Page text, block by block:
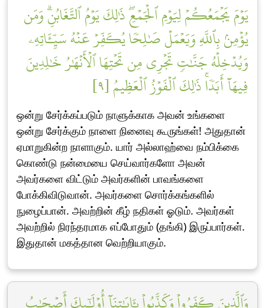
يَوۡمَ يَجۡمَعُكُمۡ لِيَوۡمِ ٱلۡجَمۡعِۖ ذَٰلِكَ يَوۡمُ ٱلتَّغَابُنِۗ وَمَن
يُؤۡمِنۢ بِٱللَّهِ وَيَعۡمَلۡ صَٰلِحٗا يُكَفِّرۡ عَنۡهُ سَيِّـَٔاتِهِۦ
وَيُدۡخِلۡهُ جَنَّٰتٖ تَجۡرِي مِن تَحۡتِهَا ٱلۡأَنۡهَٰرُ خَٰلِدِينَ
فِيهَآ أَبَدٗاۚ ذَٰلِكَ ٱلۡفَوۡزُ ٱلۡعَظِيمُ [٩]
ஒன்று சேர்க்கப்படும் நாளுக்காக அவன் உங்களை
ஒன்று சேர்க்கும் நாளை நினைவு கூருங்கள்! அதுதான்
ஏமாறுகின்ற நாளாகும். யார் அல்லாஹ்வை நம்பிக்கை
கொண்டு நன்மையை செய்வார்களோ அவன்
அவர்களை விட்டும் அவர்களின் பாவங்களை
போக்கிவிடுவான். அவர்களை சொர்க்கங்களில்
நுழைப்பான். அவற்றின் கீழ் நதிகள் ஓடும். அவர்கள்
அவற்றில் நிரந்தரமாக எப்போதும் (தங்கி) இருப்பார்கள்.
இதுதான் மகத்தான வெற்றியாகும்.